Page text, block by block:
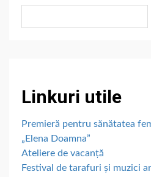
Linkuri utile
Premieră pentru sănătatea
„Elena Doamna”
Ateliere de vacanță
Festival de tarafuri și muzici